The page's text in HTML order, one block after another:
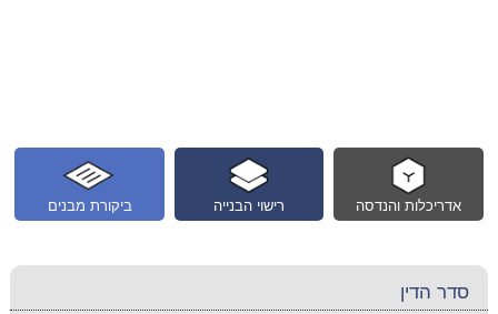
ביקורת מבנים רישוי הבנייה אדריכלות והנדסה
סדר הדין